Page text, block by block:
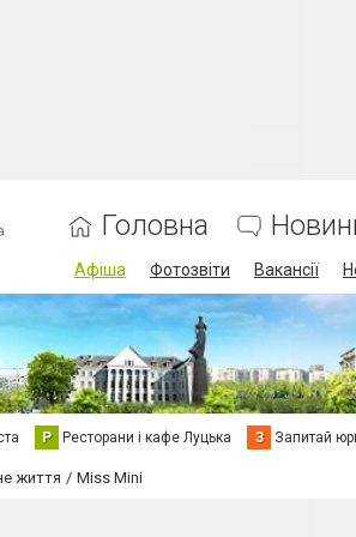
Головна
Афіша Фотозвіти Вакансії
Р Ресторани і кафе Луцька З Запитай
життя Miss Mini